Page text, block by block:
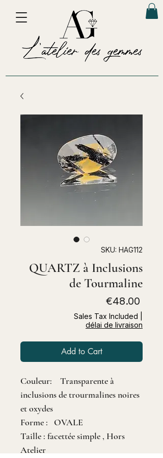
SKU: HAG112
QUARTZ à Inclusions
de Tourmaline
€48.00
Sales Tax Included
délai de livraison
Add to Cart
Couleur: Transparente à
inclusions de trourmalines noires
et oxydes
Forme : OVALE
Taille : facettée simple , Hors
Atelier